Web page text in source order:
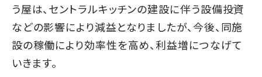
う屋は、セントラルキッチンの建設に伴う設備投資
などの影響により減益となりましたが、今後、同施
設の稼働により効率性を高め、利益増につなげて
いきます。